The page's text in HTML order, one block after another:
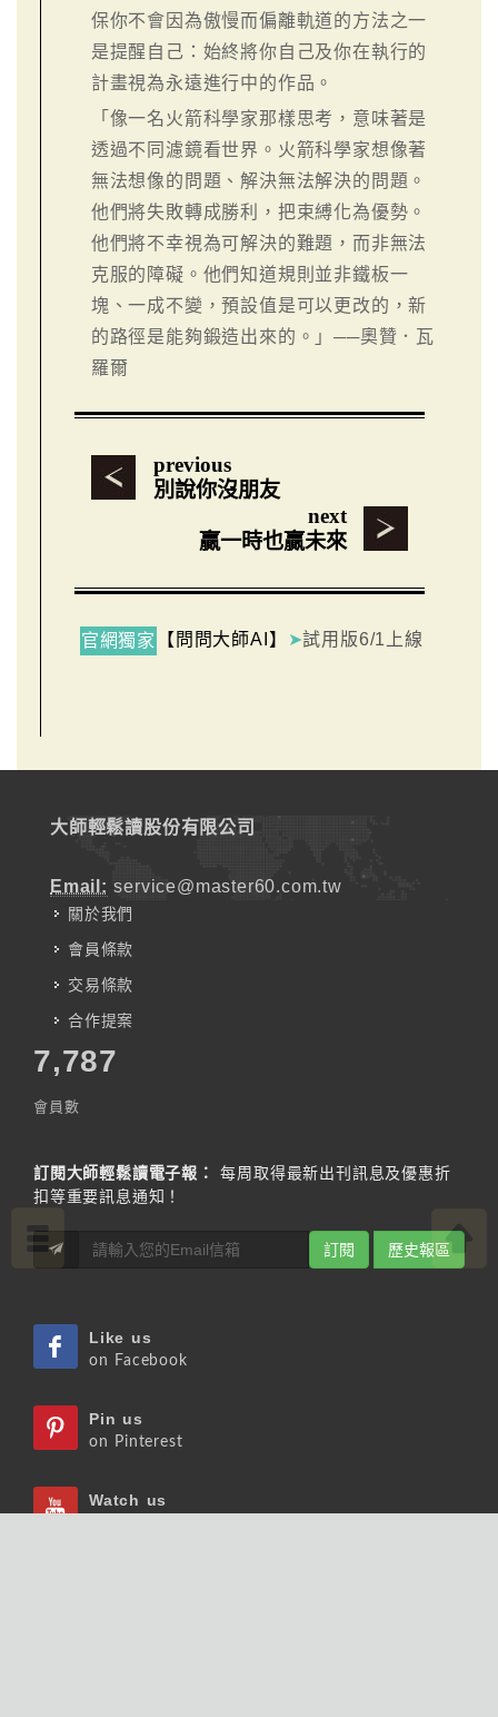
保你不會因為傲慢而偏離軌道的方法之一
是提醒自己：始終將你自己及你在執行的
計畫視為永遠進行中的作品。
「像一名火箭科學家那樣思考，意味著是
透過不同濾鏡看世界。火箭科學家想像著
無法想像的問題、解決無法解決的問題。
他們將失敗轉成勝利，把束縛化為優勢。
他們將不幸視為可解決的難題，而非無法
克服的障礙。他們知道規則並非鐵板一
塊、一成不變，預設值是可以更改的，新
的路徑是能夠鍛造出來的。」──奧贊．瓦
羅爾
previous
別說你沒朋友
next
贏一時也贏未來
官網獨家 【問問大師AI】 ➤試用版6/1上線
大師輕鬆讀股份有限公司
Email: service@master60.com.tw
關於我們
會員條款
交易條款
合作提案
7,787
會員數
訂閱大師輕鬆讀電子報：
每周取得最新出刊訊息及優惠折
扣等重要訊息通知！
訂閱 歷史報區
Like us
on Facebook
Pin us
on Pinterest
Watch us